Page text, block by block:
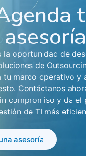
asesoría
la oportunidad de
de
tu marco operativo y
Contáctanos
compromiso y da el
de TI más
asesoría